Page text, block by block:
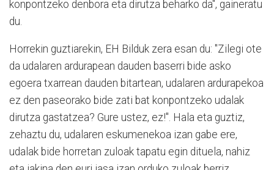
konpontzeko denbora eta dirutza beharko da", gaineratu
du.
Horrekin guztiarekin, EH Bilduk zera esan du: "Zilegi ote
da udalaren ardurapean dauden baserri bide asko
egoera txarrean dauden bitartean, udalaren ardurapekoa
ez den paseorako bide zati bat konpontzeko udalak
dirutza gastatzea? Gure ustez, ez!". Hala eta guztiz,
zehaztu du, udalaren eskumenekoa izan gabe ere,
udalak bide horretan zuloak tapatu egin dituela, nahiz